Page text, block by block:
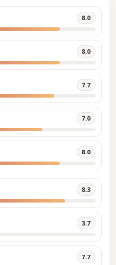
8.0
8.0
7.7
7.0
8.0
8.3
3.7
7.7